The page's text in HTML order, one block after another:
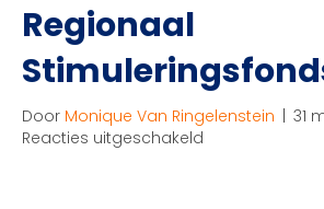
Regionaal
Door Monique Van Ringelenstein | 31
Reacties uitgeschakeld